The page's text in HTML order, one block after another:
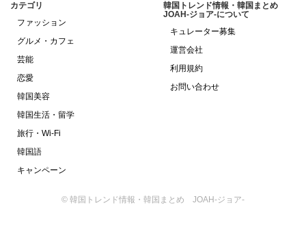
カテゴリ
ファッション
グルメ・カフェ
芸能
恋愛
韓国美容
韓国生活・留学
旅行・Wi-Fi
韓国語
キャンペーン
韓国トレンド情報・韓国まとめ
JOAH-ジョア-について
キュレーター募集
運営会社
利用規約
お問い合わせ
© 韓国トレンド情報・韓国まとめ JOAH-ジョア-